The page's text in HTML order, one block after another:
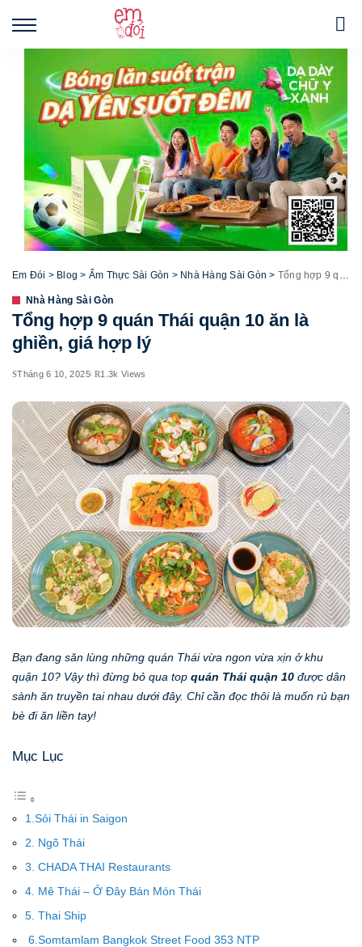
Em Đói > Blog > Ẩm Thực Sài Gòn > Nhà Hàng Sài Gòn > Tổng hợp 9 quán Thái quận 10 ăn là ghiền, giá hợp lý
Nhà Hàng Sài Gòn
Tổng hợp 9 quán Thái quận 10 ăn là
ghiền, giá hợp lý
Tháng 6 10, 2025 1.3k Views
Bạn đang săn lùng những quán Thái vừa ngon vừa xịn ở khu
quận 10? Vậy thì đừng bỏ qua top quán Thái quận 10 được dân
sành ăn truyền tai nhau dưới đây. Chỉ cần đọc thôi là muốn rủ bạn
bè đi ăn liền tay!
Mục Lục
1.Sỏi Thái in Saigon
2. Ngõ Thái
3. CHADA THAI Restaurants
4. Mê Thái – Ở Đây Bán Món Thái
5. Thai Ship
6.Somtamlam Bangkok Street Food 353 NTP